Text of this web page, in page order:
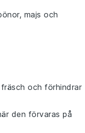
, majs och
och förhindrar
den förvaras på